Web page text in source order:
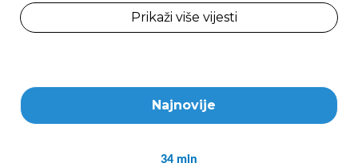
Prikaži više vijesti
Najnovije
34 min